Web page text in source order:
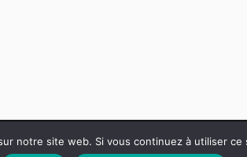
notre site web. Si vous continuez à utiliser